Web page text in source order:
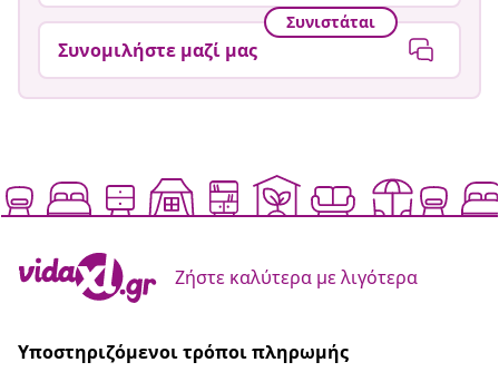
Συνιστάται
Συνομιλήστε μαζί μας
Ζήστε καλύτερα με λιγότερα
Υποστηριζόμενοι τρόποι πληρωμής